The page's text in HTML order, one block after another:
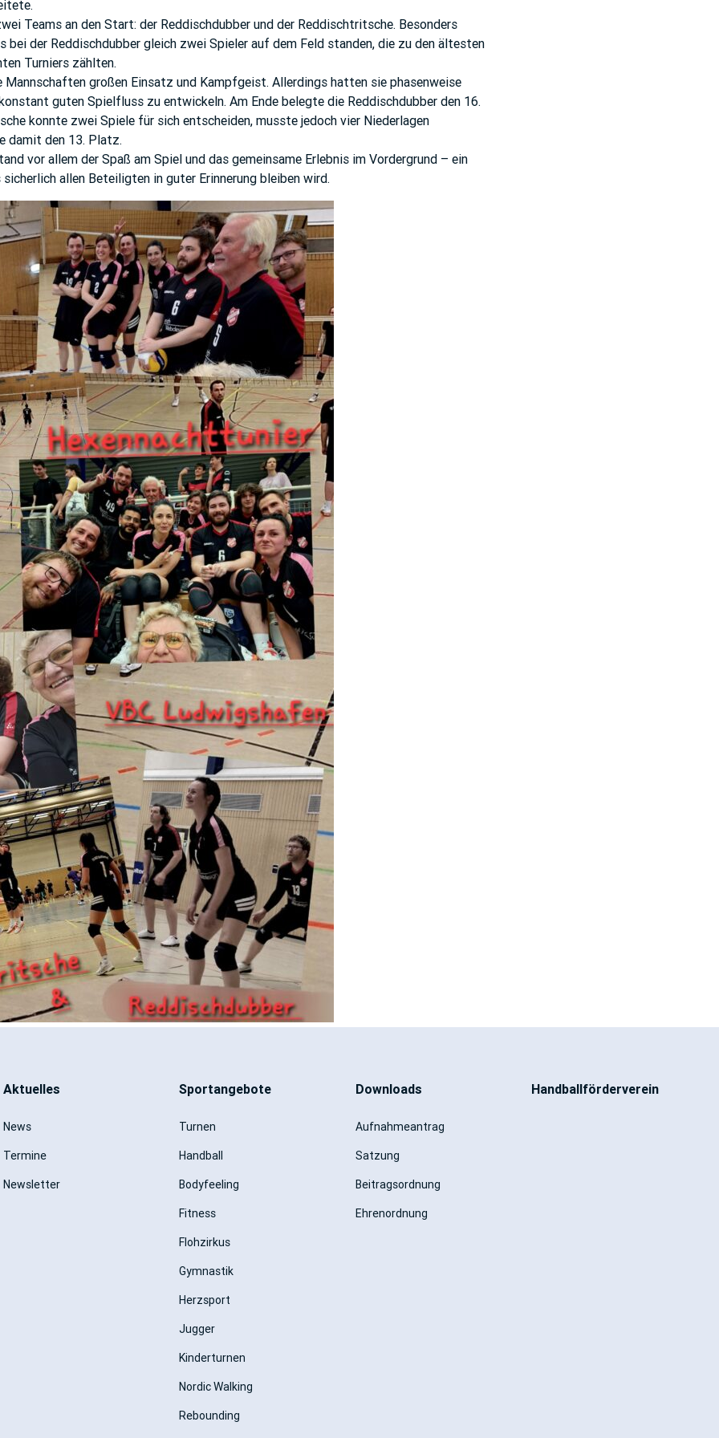
Teams an den Start: der Reddischdubber und der Reddischtritsche. Besonders
bei der Reddischdubber gleich zwei Spieler auf dem Feld standen, die zu den ältesten
Turniers zählten.
großen Einsatz und Kampfgeist. Allerdings hatten sie phasenweise
guten Spielfluss zu entwickeln. Am Ende belegte die Reddischdubber den 16.
konnte zwei Spiele für sich entscheiden, musste jedoch vier Niederlagen
damit den 13. Platz.
vor allem der Spaß am Spiel und das gemeinsame Erlebnis im Vordergrund – ein
sicherlich allen Beteiligten in guter Erinnerung bleiben wird.
Aktuelles
News
Termine
Newsletter
Sportangebote
Turnen
Handball
Bodyfeeling
Fitness
Flohzirkus
Gymnastik
Herzsport
Jugger
Kinderturnen
Nordic Walking
Rebounding
Downloads
Aufnahmeantrag
Satzung
Beitragsordnung
Ehrenordnung
Handballförderverein